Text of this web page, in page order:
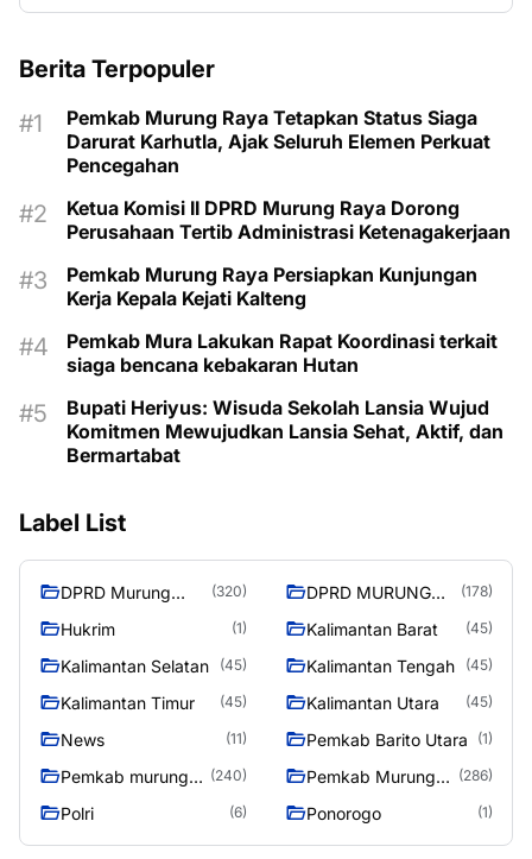
Berita Terpopuler
Pemkab Murung Raya Tetapkan Status Siaga
Darurat Karhutla, Ajak Seluruh Elemen Perkuat
Pencegahan
Ketua Komisi II DPRD Murung Raya Dorong
Perusahaan Tertib Administrasi Ketenagakerjaan
Pemkab Murung Raya Persiapkan Kunjungan
Kerja Kepala Kejati Kalteng
Pemkab Mura Lakukan Rapat Koordinasi terkait
siaga bencana kebakaran Hutan
Bupati Heriyus: Wisuda Sekolah Lansia Wujud
Komitmen Mewujudkan Lansia Sehat, Aktif, dan
Bermartabat
Label List
DPRD Murung
(320)
DPRD MURUNG
(178)
Hukrim (1) Kalimantan Barat (45)
Kalimantan Selatan (45) Kalimantan Tengah (45)
Kalimantan Timur (45) Kalimantan Utara (45)
News (11) Pemkab Barito Utara (1)
Pemkab murung
(240)
Pemkab Murung
(286)
Polri (6) Ponorogo (1)